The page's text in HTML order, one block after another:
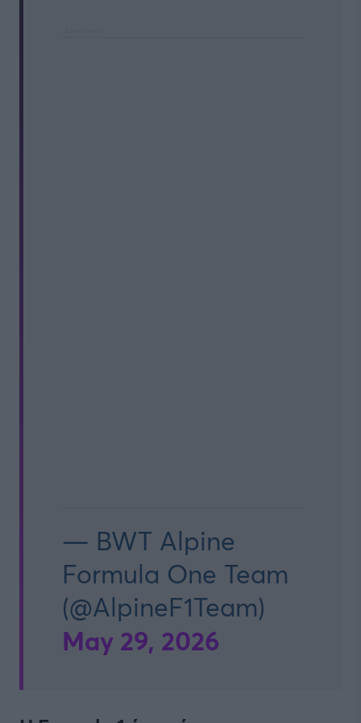
— BWT Alpine
Formula One Team
(@AlpineF1Team)
May 29, 2026